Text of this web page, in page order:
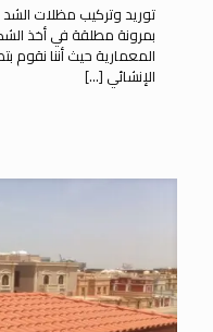
توريد وتركيب مظلات الشد
بمرونة مطلقة في أخذ
المعمارية حيث أننا نقوم
الإنشائي […]